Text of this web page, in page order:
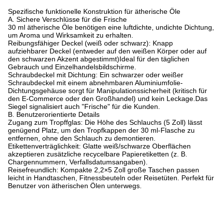
Spezifische funktionelle Konstruktion für ätherische Öle
A. Sichere Verschlüsse für die Frische
30 ml ätherische Öle benötigen eine luftdichte, undichte Dichtung,
um Aroma und Wirksamkeit zu erhalten.
Reibungsfähiger Deckel (weiß oder schwarz): Knapp
aufziehbarer Deckel (entweder auf den weißen Körper oder auf
den schwarzen Akzent abgestimmt)Ideal für den täglichen
Gebrauch und Einzelhandelsbildschirme.
Schraubdeckel mit Dichtung: Ein schwarzer oder weißer
Schraubdeckel mit einem abnehmbaren Aluminiumfolie-
Dichtungsgehäuse sorgt für Manipulationssicherheit (kritisch für
den E-Commerce oder den Großhandel) und kein Leckage. Das
Siegel signalisiert auch "Frische" für die Kunden.
B. Benutzerorientierte Details
Zugang zum Tropffglas: Die Höhe des Schlauchs (5 Zoll) lässt
genügend Platz, um den Tropfkappen der 30 ml-Flasche zu
entfernen, ohne den Schlauch zu demontieren.
Etikettenverträglichkeit: Glatte weiß/schwarze Oberflächen
akzeptieren zusätzliche recycelbare Papieretiketten (z. B.
Chargennummern, Verfallsdatumsangaben).
Reisefreundlich: Kompakte 2,2×5 Zoll große Taschen passen
leicht in Handtaschen, Fitnessbeuteln oder Reisetüten. Perfekt für
Benutzer von ätherischen Ölen unterwegs.